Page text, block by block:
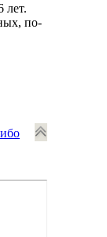
лет.
по-